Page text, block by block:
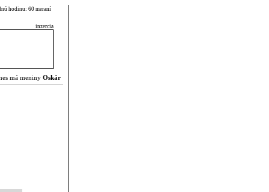
hodinu: 60 meraní
inzercia
má meniny Oskár